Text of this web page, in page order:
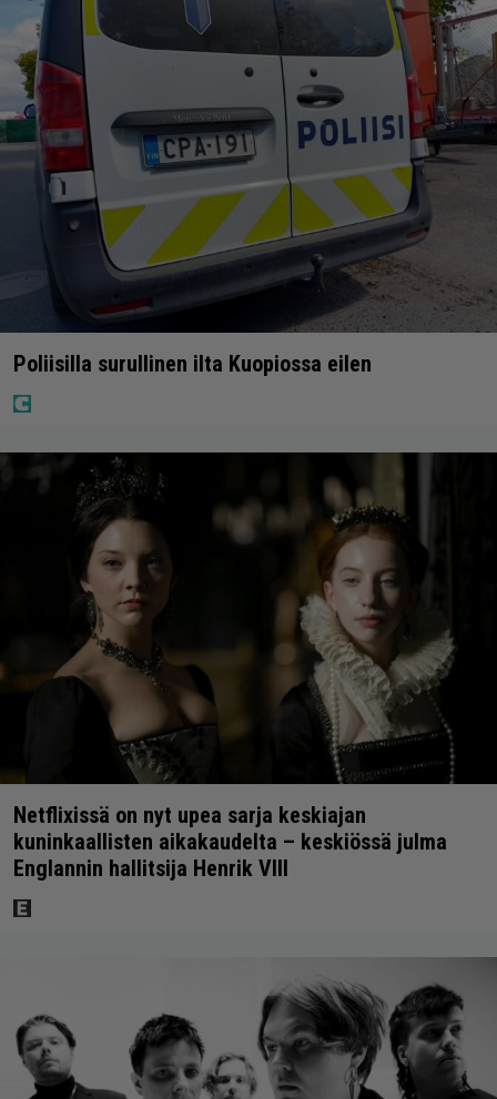
Poliisilla surullinen ilta Kuopiossa eilen
Netflixissä on nyt upea sarja keskiajan
kuninkaallisten aikakaudelta – keskiössä julma
Englannin hallitsija Henrik VIII